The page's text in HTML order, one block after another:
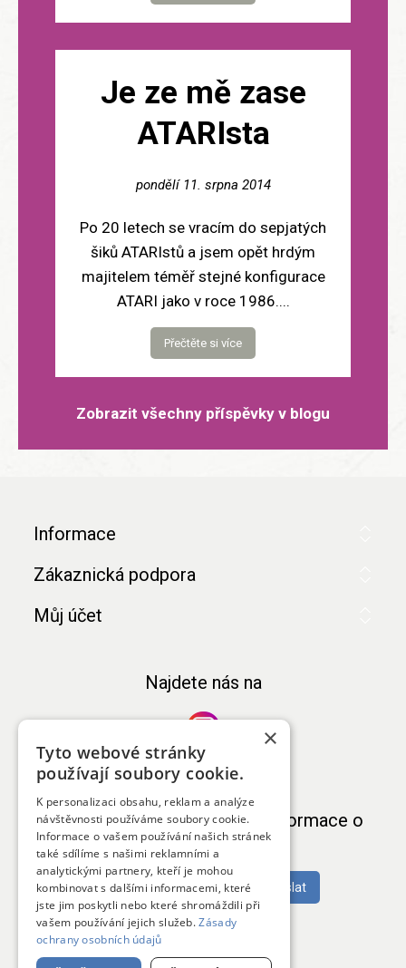
Je ze mě zase
ATARIsta
pondělí 11. srpna 2014
Po 20 letech se vracím do sepjatých
šiků ATARIstů a jsem opět hrdým
majitelem téměř stejné konfigurace
ATARI jako v roce 1986....
Přečtěte si více
Zobrazit všechny příspěvky v blogu
Informace
Zákaznická podpora
Můj účet
Najdete nás na
Chcete pravidelně dostávat informace o
novinkách a akcích?
Odeslat
Odeslat Odhlásit odběr
×
Tyto webové stránky
používají soubory cookie.
K personalizaci obsahu, reklam a analýze
návštěvnosti používáme soubory cookie.
Informace o vašem používání našich stránek
také sdílíme s našimi reklamními a
analytickými partnery, kteří je mohou
kombinovat s dalšími informacemi, které
jste jim poskytli nebo které shromáždili při
vašem používání jejich služeb.Zásady
ochrany osobních údajů